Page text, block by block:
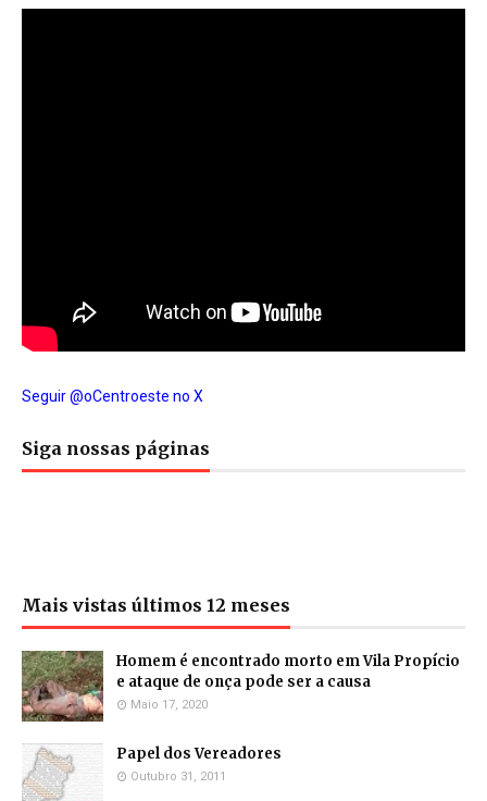
Seguir @oCentroeste no X
Siga nossas páginas
Mais vistas últimos 12 meses
Homem é encontrado morto em Vila Propício
e ataque de onça pode ser a causa
Maio 17, 2020
Papel dos Vereadores
Outubro 31, 2011